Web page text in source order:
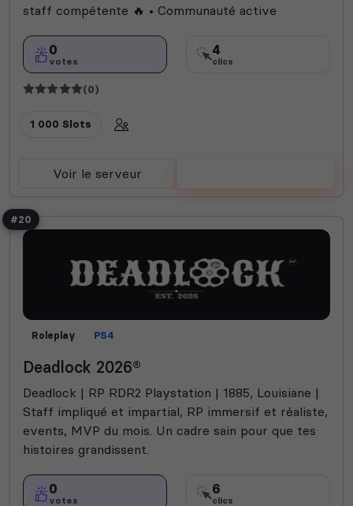
staff compétente 🔥 • Communauté active
0
votes
4
clics
(0)
1 000 Slots
Voir le serveur
#20
Roleplay PS4
Deadlock 2026®
Deadlock | RP RDR2 Playstation | 1885, Louisiane |
Staff impliqué et impartial, RP immersif et réaliste,
events, MVP du mois. Un cadre sain pour que tes
histoires grandissent.
0
votes
6
clics